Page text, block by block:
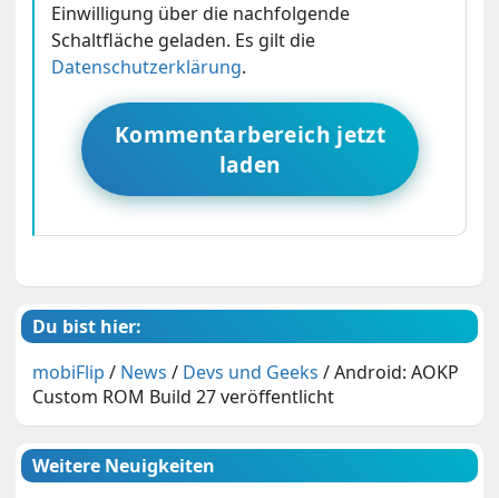
Einwilligung über die nachfolgende
Schaltfläche geladen. Es gilt die
Datenschutzerklärung.
Kommentarbereich jetzt
laden
Du bist hier:
mobiFlip / News / Devs und Geeks /Android: AOKP
Custom ROM Build 27 veröffentlicht
Weitere Neuigkeiten